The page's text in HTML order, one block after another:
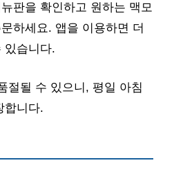
판을 확인하고 원하는 맥모
하세요. 앱을 이용하면 더
있습니다.
절될 수 있으니, 평일 아침
합니다.